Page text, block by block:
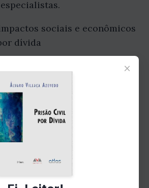
sociais e econômicos
dívida
que a prisão civil por
na vida das pessoas.
reais e estudos de casos, o
essa prática pode afetar a
a saúde mental e até
×